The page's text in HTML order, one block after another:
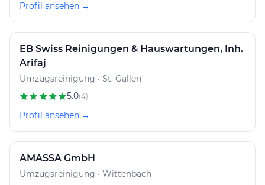
Profil ansehen →
EB Swiss Reinigungen & Hauswartungen, Inh.
Arifaj
Umzugsreinigung · St. Gallen
5.0(4)
Profil ansehen →
AMASSA GmbH
Umzugsreinigung · Wittenbach